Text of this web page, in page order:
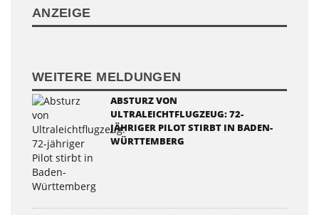
ANZEIGE
WEITERE MELDUNGEN
ABSTURZ VON
ULTRALEICHTFLUGZEUG: 72-
JÄHRIGER PILOT STIRBT IN BADEN-
WÜRTTEMBERG